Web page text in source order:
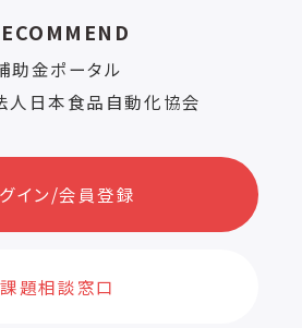
助金ポータル
人日本食品自動化協会
イン/会員登録
課題相談窓口